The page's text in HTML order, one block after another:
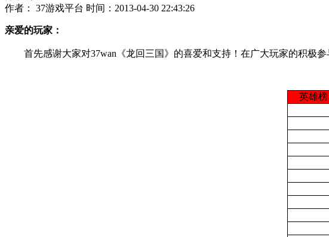
作者： 37游戏平台 时间：2013-04-30 22:43:26
亲爱的玩家：
首先感谢大家对37wan《龙回三国》的喜爱和支持！在广大玩家的积极参
英雄榜